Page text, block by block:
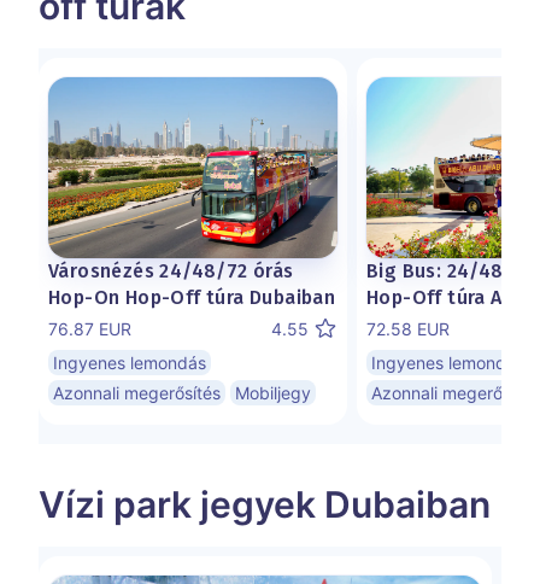
Városnézés 24/48/72 órás
Hop-On Hop-Off túra Dubaiban
76.87 EUR
4.55
Ingyenes lemondás
Azonnali megerősítés
Mobiljegy
Big Bus: 24/48
Hop-Off túra Abu
72.58 EUR
Ingyenes lemondás
Azonnali megerősítés
Vízi park jegyek Dubaiban